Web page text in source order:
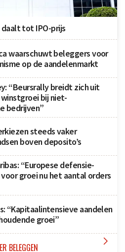
daalt tot IPO-prijs
waarschuwt beleggers voor
op de aandelenmarkt
“Beursrally breidt zich uit
bij niet-
bedrijven”
steeds vaker
boven deposito’s
“Europese defensie-
groei nu het aantal orders
“Kapitaalintensieve aandelen
groei”
BELEGGEN 